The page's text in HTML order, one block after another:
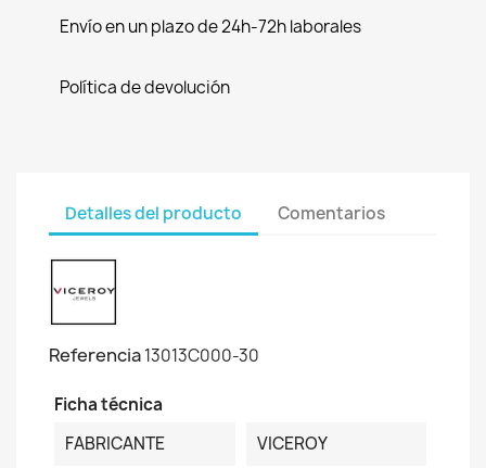
Envío en un plazo de 24h-72h laborales
Política de devolución
Detalles del producto Comentarios
Referencia13013C000-30
Ficha técnica
FABRICANTE
VICEROY